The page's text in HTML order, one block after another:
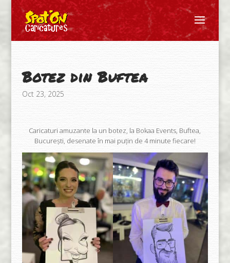
Botez din Buftea
Oct 23, 2025
Caricaturi amuzante la un botez, la Bokaa Events, Buftea,
București, desenate în mai puțin de 4 minute fiecare!